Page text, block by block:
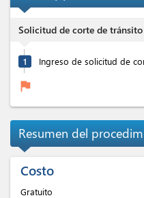
Solicitud de corte de tránsito
1 Ingreso de solicitud de
flag
Resumen del
Costo
Gratuito